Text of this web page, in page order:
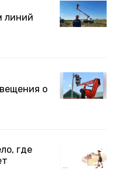
линий
о
где